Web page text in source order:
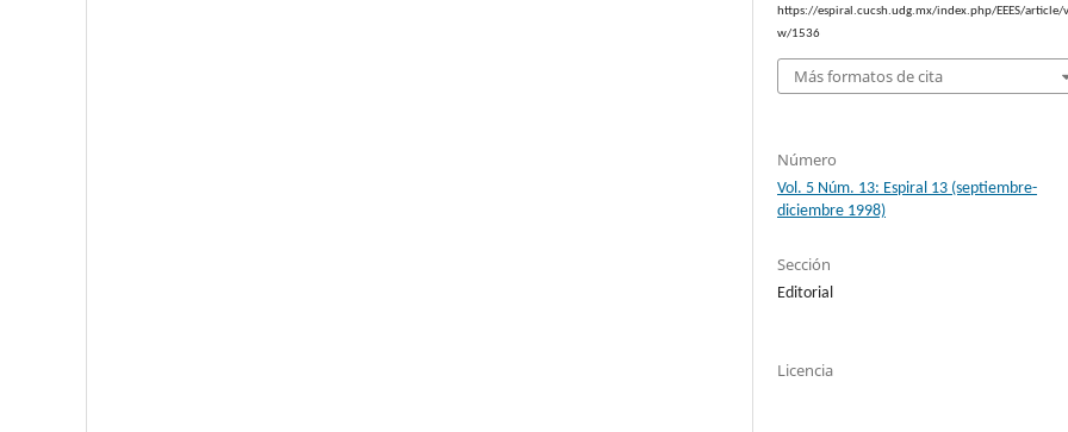
https://espiral.cucsh.udg.mx/index.php/EEES/article/
w/1536
Más formatos de cita
Número
Vol. 5 Núm. 13: Espiral 13 (septiembre-
diciembre 1998)
Sección
Editorial
Licencia